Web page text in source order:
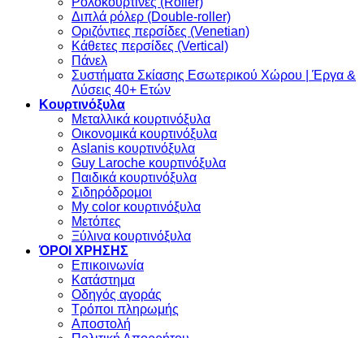
Διπλά ρόλερ (Double-roller)
Οριζόντιες περσίδες (Venetian)
Κάθετες περσίδες (Vertical)
Πάνελ
Συστήματα Σκίασης Εσωτερικού Χώρου | Έργα &
Λύσεις 40+ Ετών
Κουρτινόξυλα
Μεταλλικά κουρτινόξυλα
Οικονομικά κουρτινόξυλα
Aslanis κουρτινόξυλα
Guy Laroche κουρτινόξυλα
Παιδικά κουρτινόξυλα
Σιδηρόδρομοι
My color κουρτινόξυλα
Μετόπες
Ξύλινα κουρτινόξυλα
ΌΡΟΙ ΧΡΗΣΗΣ
Επικοινωνία
Κατάστημα
Οδηγός αγοράς
Τρόποι πληρωμής
Αποστολή